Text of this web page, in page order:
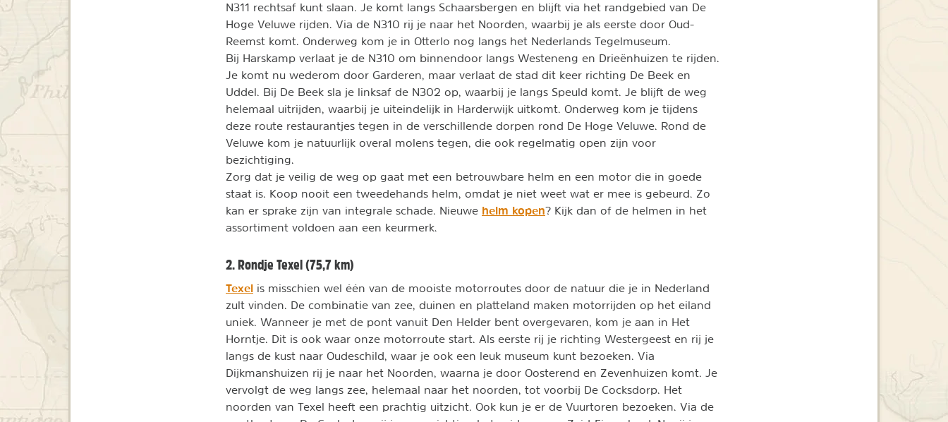
N311 rechtsaf kunt slaan. Je komt langs Schaarsbergen en blijft via het randgebied van De
Hoge Veluwe rijden. Via de N310 rij je naar het Noorden, waarbij je als eerste door Oud-
Reemst komt. Onderweg kom je in Otterlo nog langs het Nederlands Tegelmuseum.
Bij Harskamp verlaat je de N310 om binnendoor langs Westeneng en Drieënhuizen te rijden.
Je komt nu wederom door Garderen, maar verlaat de stad dit keer richting De Beek en
Uddel. Bij De Beek sla je linksaf de N302 op, waarbij je langs Speuld komt. Je blijft de weg
helemaal uitrijden, waarbij je uiteindelijk in Harderwijk uitkomt. Onderweg kom je tijdens
deze route restaurantjes tegen in de verschillende dorpen rond De Hoge Veluwe. Rond de
Veluwe kom je natuurlijk overal molens tegen, die ook regelmatig open zijn voor
bezichtiging.
Zorg dat je veilig de weg op gaat met een betrouwbare helm en een motor die in goede
staat is. Koop nooit een tweedehands helm, omdat je niet weet wat er mee is gebeurd. Zo
kan er sprake zijn van integrale schade. Nieuwe helm kopen? Kijk dan of de helmen in het
assortiment voldoen aan een keurmerk.
2. Rondje Texel (75,7 km)
Texel is misschien wel één van de mooiste motorroutes door de natuur die je in Nederland
zult vinden. De combinatie van zee, duinen en platteland maken motorrijden op het eiland
uniek. Wanneer je met de pont vanuit Den Helder bent overgevaren, kom je aan in Het
Horntje. Dit is ook waar onze motorroute start. Als eerste rij je richting Westergeest en rij je
langs de kust naar Oudeschild, waar je ook een leuk museum kunt bezoeken. Via
Dijkmanshuizen rij je naar het Noorden, waarna je door Oosterend en Zevenhuizen komt. Je
vervolgt de weg langs zee, helemaal naar het noorden, tot voorbij De Cocksdorp. Het
noorden van Texel heeft een prachtig uitzicht. Ook kun je er de Vuurtoren bezoeken. Via de